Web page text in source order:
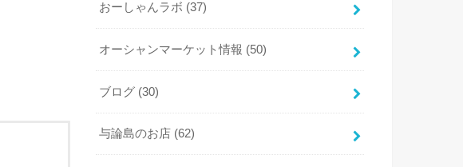
おーしゃんラボ (37)
オーシャンマーケット情報 (50)
ブログ (30)
与論島のお店 (62)